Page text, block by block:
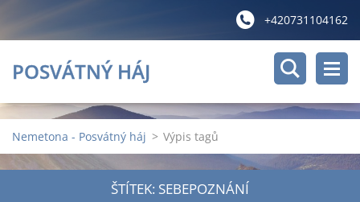
+420731104162
POSVÁTNÝ HÁJ
Nemetona - Posvátný háj > Výpis tagů
ŠTÍTEK: SEBEPOZNÁNÍ